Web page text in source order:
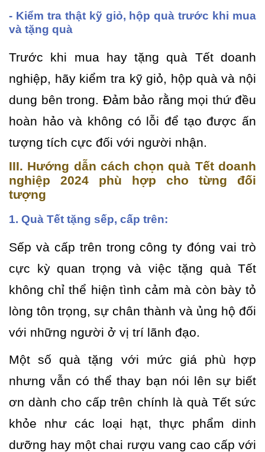
- Kiểm tra thật kỹ giỏ, hộp quà trước khi mua
và tặng quà
Trước khi mua hay tặng quà Tết doanh
nghiệp, hãy kiểm tra kỹ giỏ, hộp quà và nội
dung bên trong. Đảm bảo rằng mọi thứ đều
hoàn hảo và không có lỗi để tạo được ấn
tượng tích cực đối với người nhận.
III. Hướng dẫn cách chọn quà Tết doanh
nghiệp 2024 phù hợp cho từng đối
tượng
1. Quà Tết tặng sếp, cấp trên:
Sếp và cấp trên trong công ty đóng vai trò
cực kỳ quan trọng và việc tặng quà Tết
không chỉ thể hiện tình cảm mà còn bày tỏ
lòng tôn trọng, sự chân thành và ủng hộ đối
với những người ở vị trí lãnh đạo.
Một số quà tặng với mức giá phù hợp
nhưng vẫn có thể thay bạn nói lên sự biết
ơn dành cho cấp trên chính là quà Tết sức
khỏe như các loại hạt, thực phẩm dinh
dưỡng hay một chai rượu vang cao cấp với